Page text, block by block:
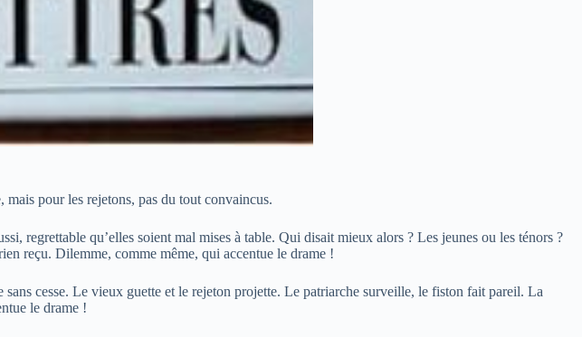
mais pour les rejetons, pas du tout convaincus.
regrettable qu’elles soient mal mises à table. Qui disait mieux alors ? Les jeunes ou les ténors ?
reçu. Dilemme, comme même, qui accentue le drame !
cesse. Le vieux guette et le rejeton projette. Le patriarche surveille, le fiston fait pareil. La
le drame !